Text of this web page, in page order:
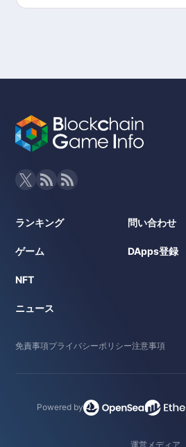
ランキング
ゲーム
NFT
ニュース
問い合わせ
DApps登録
免責事項プライバシーポリシー注意事項
Powered by
運営メディア